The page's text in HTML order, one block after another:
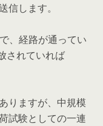
信します。
、経路が通ってい
されていれば
りますが、中規模
試験としての一連